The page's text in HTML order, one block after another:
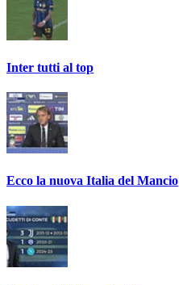
Inter tutti al top
Ecco la nuova Italia del Mancio